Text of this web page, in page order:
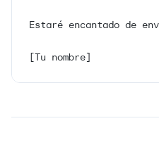
Estaré encantado de
[Tu nombre]